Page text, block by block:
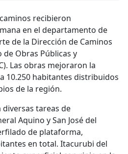
recibieron
en el departamento de
de la Dirección de Caminos
Obras Públicas y
Las obras mejoraron la
10.250 habitantes distribuidos
de la región.
tareas de
Aquino y San José del
de plataforma,
en total. Itacurubi del